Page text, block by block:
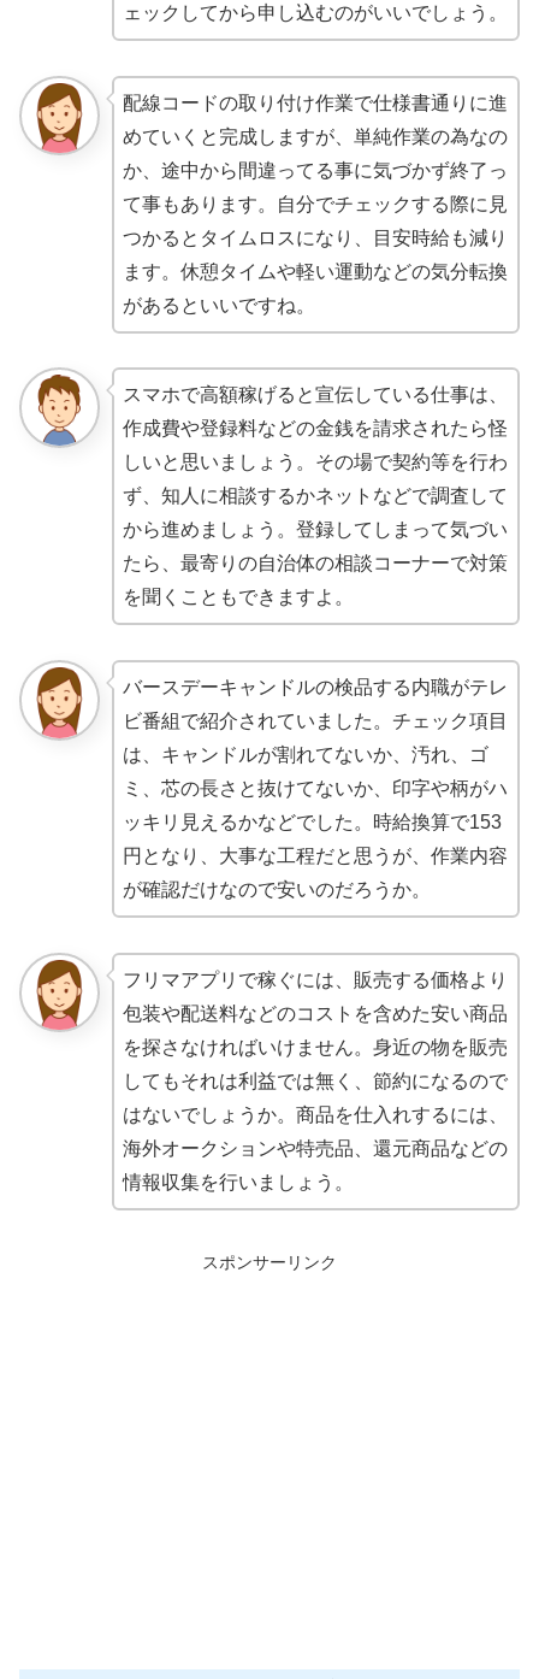
ェックしてから申し込むのがいいでしょう。
配線コードの取り付け作業で仕様書通りに進
めていくと完成しますが、単純作業の為なの
か、途中から間違ってる事に気づかず終了っ
て事もあります。自分でチェックする際に見
つかるとタイムロスになり、目安時給も減り
ます。休憩タイムや軽い運動などの気分転換
があるといいですね。
スマホで高額稼げると宣伝している仕事は、
作成費や登録料などの金銭を請求されたら怪
しいと思いましょう。その場で契約等を行わ
ず、知人に相談するかネットなどで調査して
から進めましょう。登録してしまって気づい
たら、最寄りの自治体の相談コーナーで対策
を聞くこともできますよ。
バースデーキャンドルの検品する内職がテレ
ビ番組で紹介されていました。チェック項目
は、キャンドルが割れてないか、汚れ、ゴ
ミ、芯の長さと抜けてないか、印字や柄がハ
ッキリ見えるかなどでした。時給換算で153
円となり、大事な工程だと思うが、作業内容
が確認だけなので安いのだろうか。
フリマアプリで稼ぐには、販売する価格より
包装や配送料などのコストを含めた安い商品
を探さなければいけません。身近の物を販売
してもそれは利益では無く、節約になるので
はないでしょうか。商品を仕入れするには、
海外オークションや特売品、還元商品などの
情報収集を行いましょう。
スポンサーリンク